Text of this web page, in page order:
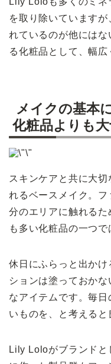
を取り除いています
れているのが他には
る化粧品として、幅広
メイクの基本
化粧品よりも
スキンケアと共に大
れるベースメイク。
分のエリアに触れるた
も多い化粧品の一つで
休日にふらっと出か
ションは塗っておか
なアイテムです。毎
いものを、と考えると
Lily Loloがブランドと